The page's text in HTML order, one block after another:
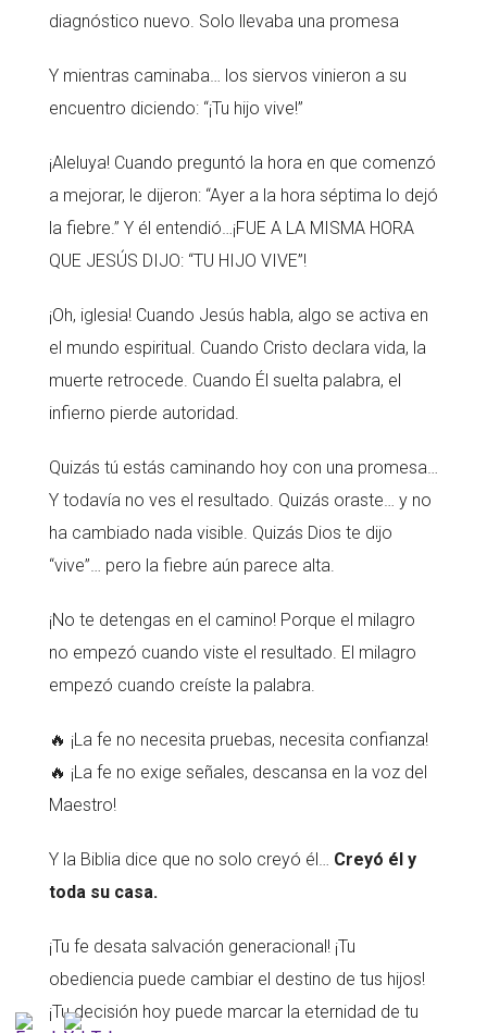
diagnóstico nuevo. Solo llevaba una promesa
Y mientras caminaba… los siervos vinieron a su
encuentro diciendo: “¡Tu hijo vive!”
¡Aleluya! Cuando preguntó la hora en que comenzó
a mejorar, le dijeron: “Ayer a la hora séptima lo dejó
la fiebre.” Y él entendió…¡FUE A LA MISMA HORA
QUE JESÚS DIJO: “TU HIJO VIVE”!
¡Oh, iglesia! Cuando Jesús habla, algo se activa en
el mundo espiritual. Cuando Cristo declara vida, la
muerte retrocede. Cuando Él suelta palabra, el
infierno pierde autoridad.
Quizás tú estás caminando hoy con una promesa…
Y todavía no ves el resultado. Quizás oraste… y no
ha cambiado nada visible. Quizás Dios te dijo
“vive”… pero la fiebre aún parece alta.
¡No te detengas en el camino! Porque el milagro
no empezó cuando viste el resultado. El milagro
empezó cuando creíste la palabra.
🔥 ¡La fe no necesita pruebas, necesita confianza!
🔥 ¡La fe no exige señales, descansa en la voz del
Maestro!
Y la Biblia dice que no solo creyó él… Creyó él y
toda su casa.
¡Tu fe desata salvación generacional! ¡Tu
obediencia puede cambiar el destino de tus hijos!
¡Tu decisión hoy puede marcar la eternidad de tu